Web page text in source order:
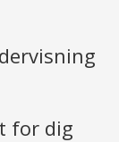
for dig